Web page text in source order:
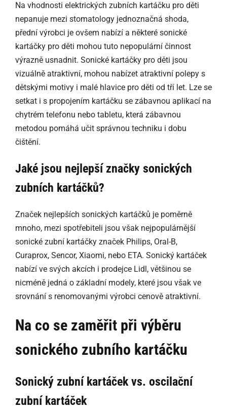
Na vhodnosti elektrických zubních kartáčku pro děti
nepanuje mezi stomatology jednoznačná shoda,
přední výrobci je ovšem nabízí a některé sonické
kartáčky pro děti mohou tuto nepopulární činnost
výrazně usnadnit. Sonické kartáčky pro děti jsou
vizuálně atraktivní, mohou nabízet atraktivní polepy s
dětskými motivy i malé hlavice pro děti od tří let. Lze se
setkat i s propojením kartáčku se zábavnou aplikací na
chytrém telefonu nebo tabletu, která zábavnou
metodou pomáhá učit správnou techniku i dobu
čištění.
Jaké jsou nejlepší značky sonických
zubních kartáčků?
Značek nejlepších sonických kartáčků je poměrně
mnoho, mezi spotřebiteli jsou však nejpopulárnější
sonické zubní kartáčky značek Philips, Oral-B,
Curaprox, Sencor, Xiaomi, nebo ETA. Sonický kartáček
nabízí ve svých akcích i prodejce Lidl, většinou se
nicméně jedná o základní modely, které jsou však ve
srovnání s renomovanými výrobci cenově atraktivní.
Na co se zaměřit při výběru
sonického zubního kartáčku
Sonický zubní kartáček vs. oscilační
zubní kartáček